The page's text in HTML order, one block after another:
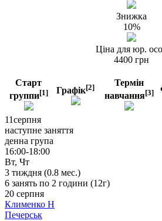
Знижка
10%
Цiна для юр.
4400 грн
Старт
группи[1] Графік[2]
Термін
навчання[3]
11серпня
наступне заняття
денна група
16:00-18:00
Вт, Чт
3 тиждня (0.8 мес.)
6 занять по 2 години (12г)
20 серпня
Клименко Н
Печерськ